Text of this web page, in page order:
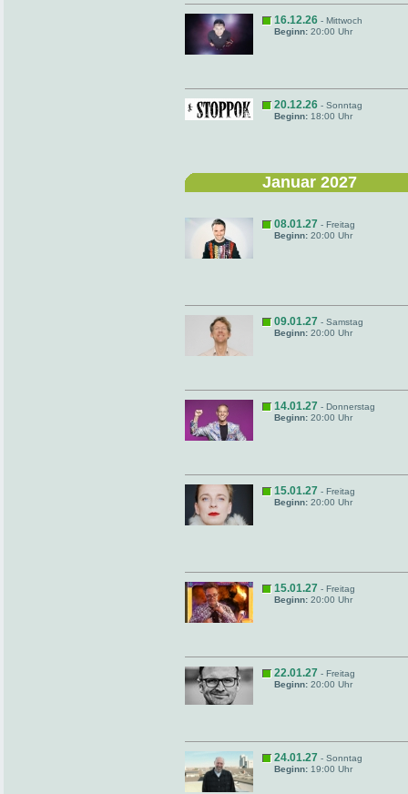
16.12.26 - Mittwoch
Beginn: 20:00 Uhr
20.12.26 - Sonntag
Beginn: 18:00 Uhr
Januar 2027
08.01.27 - Freitag
Beginn: 20:00 Uhr
09.01.27 - Samstag
Beginn: 20:00 Uhr
14.01.27 - Donnerstag
Beginn: 20:00 Uhr
15.01.27 - Freitag
Beginn: 20:00 Uhr
15.01.27 - Freitag
Beginn: 20:00 Uhr
22.01.27 - Freitag
Beginn: 20:00 Uhr
24.01.27 - Sonntag
Beginn: 19:00 Uhr